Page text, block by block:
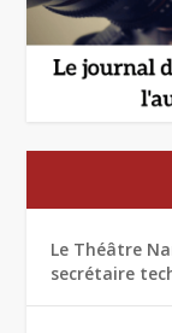
Le Théâtre
secrétaire